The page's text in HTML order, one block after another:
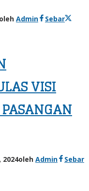
oleh Admin
Sebar
VISI
oleh Admin
Sebar